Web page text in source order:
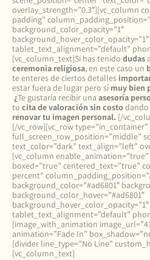
overlay_strength=”0.3″][vc_column
padding”
background_color_opacity=”1″
tablet_text_alignment=”default”
[vc_column_text]Si has tenido dudas
ceremonia religiosa, en este caso un
te enteres de ciertos detalles
estar fuera de lugar pero símuy bien
¿Te gustaría recibir una asesoría
tu cita de valoración sin costo
renovar tu imagen personal. [/
[/vc_row][vc_row type=”in_container”
full_screen_row_position=”middle”
text_color=”dark” text_align=”left”
[vc_column
boxed=”true” centered_text=”true”
percent”
background_color=”#ad6801″
background_color_hover=”#ad6801″
tablet_text_alignment=”default”
[image_with_animation
animation=”Fade In”
[divider line_type=”No Line”
[vc_column_text]